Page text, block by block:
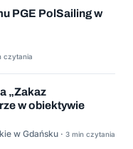
PGE PolSailing w
czytania
„Zakaz
w obiektywie
w Gdańsku · 3 min czytania